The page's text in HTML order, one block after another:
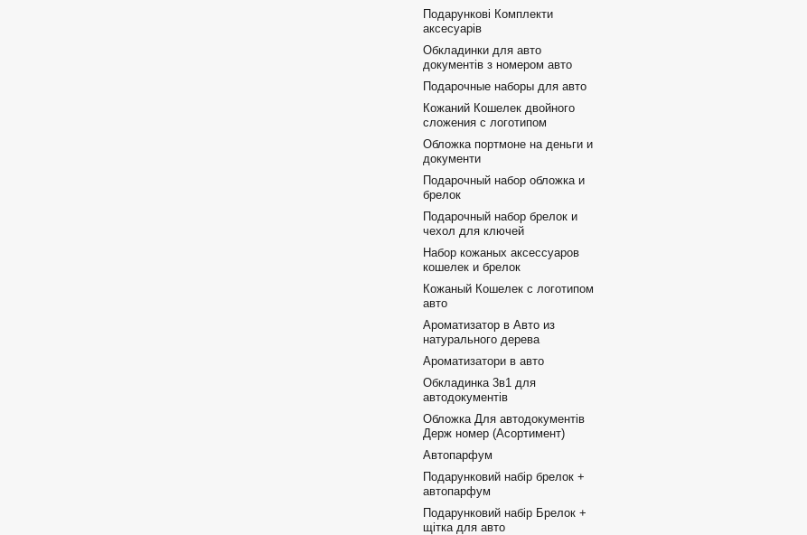
Подарункові Комплекти
аксесуарів
Обкладинки для авто
документів з номером авто
Подарочные наборы для авто
Кожаний Кошелек двойного
сложения с логотипом
Обложка портмоне на деньги и
документи
Подарочный набор обложка и
брелок
Подарочный набор брелок и
чехол для ключей
Набор кожаных аксессуаров
кошелек и брелок
Кожаный Кошелек с логотипом
авто
Ароматизатор в Авто из
натурального дерева
Ароматизатори в авто
Обкладинка 3в1 для
автодокументів
Обложка Для автодокументів
Держ номер (Асортимент)
Автопарфум
Подарунковий набір брелок +
автопарфум
Подарунковий набір Брелок +
щітка для авто